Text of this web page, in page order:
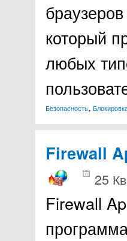
который
любых
Безопасность,
Firewall
25
Firewall